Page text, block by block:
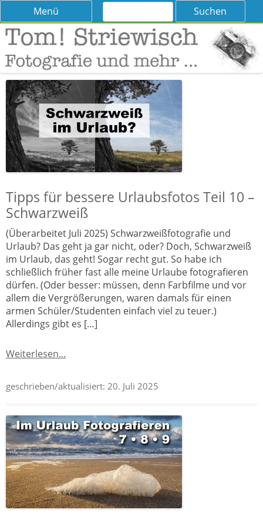
Tom! Striewisch – Fotografieren
lernen
Tipps und Tricks und Meinungen zur Fotografie
Menü
Skip
content
Suchen
Tipps für bessere Urlaubsfotos Teil 10 –
Schwarzweiß
(Überarbeitet Juli 2025) Schwarzweißfotografie und
Urlaub? Das geht ja gar nicht, oder? Doch, Schwarzweiß
im Urlaub, das geht! Sogar recht gut. So habe ich
schließlich früher fast alle meine Urlaube fotografieren
dürfen. (Oder besser: müssen, denn Farbfilme und vor
allem die Vergrößerungen, waren damals für einen
armen Schüler/Studenten einfach viel zu teuer.)
Allerdings gibt es […]
Weiterlesen...
geschrieben/aktualisiert: 20. Juli 2025